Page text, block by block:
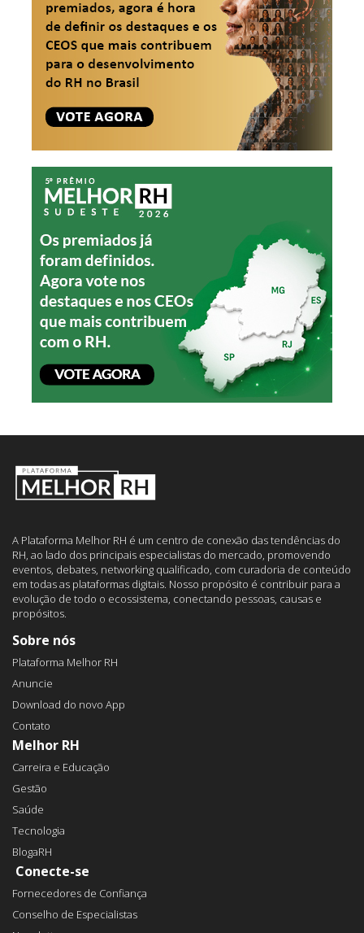
A Plataforma Melhor RH é um centro de conexão das tendências do
RH, ao lado dos principais especialistas do mercado, promovendo
eventos, debates, networking qualificado, com curadoria de conteúdo
em todas as plataformas digitais. Nosso propósito é contribuir para a
evolução de todo o ecossistema, conectando pessoas, causas e
propósitos.
Sobre nós
Plataforma Melhor RH
Anuncie
Download do novo App
Contato
Melhor RH
Carreira e Educação
Gestão
Saúde
Tecnologia
BlogaRH
Conecte-se
Fornecedores de Confiança
Conselho de Especialistas